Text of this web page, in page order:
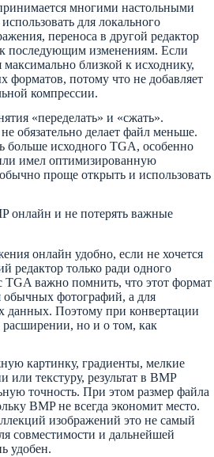
многими настольными
для локального
переноса в другой редактор
последующим изменениям. Если
максимально близкой к исходнику,
форматов, потому что не добавляет
компрессии.
«переделать» и «сжать».
обязательно делает файл меньше.
больше исходного TGA, особенно
имел оптимизированную
обычно проще открыть и использовать
онлайн и не потерять важные
онлайн удобно, если не хочется
редактор только ради одного
TGA важно помнить, что этот формат
обычных фотографий, а для
данных. Поэтому при конвертации
но и о том, как
картинку, градиенты, мелкие
или текстуру, результат в BMP
точность. При этом размер файла
BMP не всегда экономит место.
изображений это не самый
совместимости и дальнейшей
удобен.